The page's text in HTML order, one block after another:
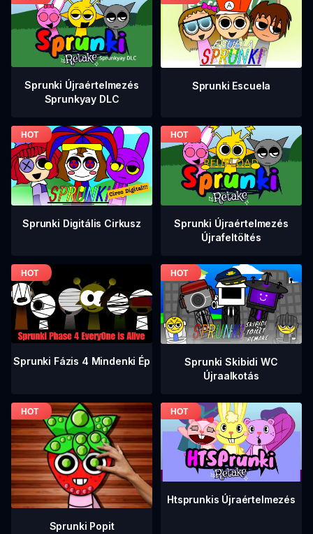
Sprunki Újraértelmezés
Sprunkyay DLC
Sprunki Escuela
Sprunki Digitális Cirkusz
Sprunki Újraértelmezés
Újrafeltöltés
Sprunki Fázis 4 Mindenki Ép
Sprunki Skibidi WC
Újraalkotás
Sprunki Popit
Htsprunkis Újraértelmezés